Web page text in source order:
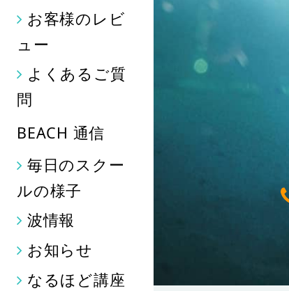
お客様のレビ
ュー
よくあるご質
問
BEACH 通信
毎日のスクー
ルの様子
波情報
お知らせ
なるほど講座